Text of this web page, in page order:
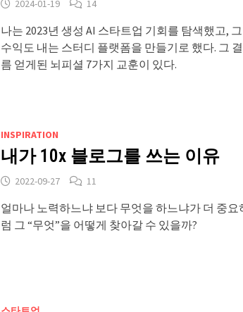
2024-01-19 14
나는 2023년 생성 AI 스타트업 기회를 탐색했고,
수익도 내는 스터디 플랫폼을 만들기로 했다. 그
름 얻게된 뇌피셜 7가지 교훈이 있다.
INSPIRATION
내가 10x 블로그를 쓰는 이유
2022-09-27 11
얼마나 노력하느냐 보다 무엇을 하느냐가 더 중요
럼 그 “무엇”을 어떻게 찾아갈 수 있을까?